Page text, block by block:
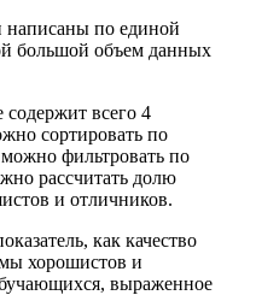
написаны по единой
большой объем данных
всего 4
сортировать по
фильтровать по
рассчитать долю
и отличников.
как качество
хорошистов и
выраженное